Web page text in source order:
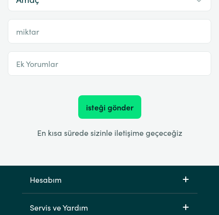
miktar
Ek Yorumlar
isteği gönder
En kısa sürede sizinle iletişime geçeceğiz
Hesabım
Servis ve Yardım